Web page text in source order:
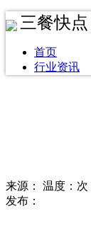
三餐快点
首页
行业资讯
来源： 温度：次
发布：